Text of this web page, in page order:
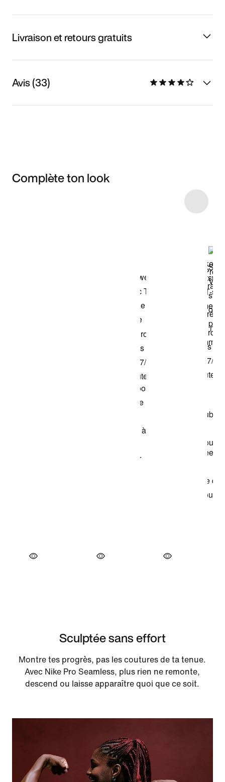
Livraison et retours gratuits
Avis (33)
Complète ton look
Sculptée sans effort
Montre tes progrès, pas les coutures de ta tenue.
Avec Nike Pro Seamless, plus rien ne remonte,
descend ou laisse apparaître quoi que ce soit.